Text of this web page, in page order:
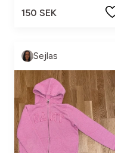
150 SEK
Sejlas